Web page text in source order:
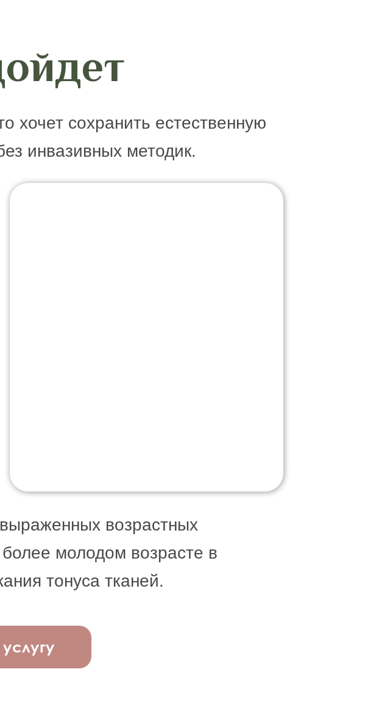
возрастных
молодом возрасте в
тонуса тканей.
хочет сохранить естественную
инвазивных методик.